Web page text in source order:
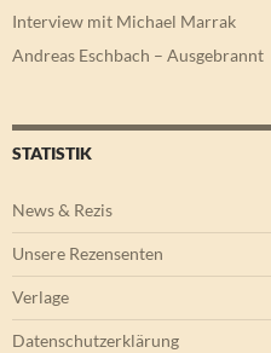
Interview mit Michael Marrak
Andreas Eschbach – Ausgebrannt
STATISTIK
News & Rezis
Unsere Rezensenten
Verlage
Datenschutzerklärung